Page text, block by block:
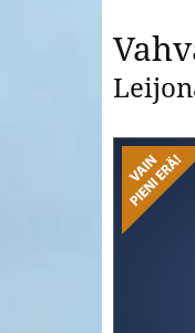
–
keräilijän
rahojen
mitaleiden